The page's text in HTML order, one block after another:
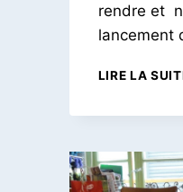
rendre et
lancement
LIRE LA